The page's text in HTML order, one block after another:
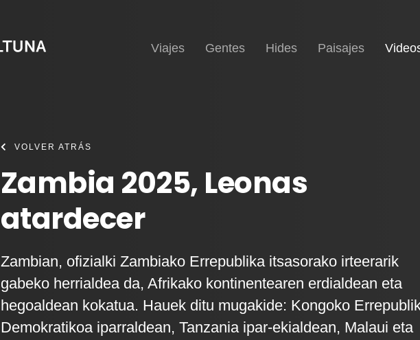
Inicio
Viajes Gentes Hides Paisajes
VOLVER ATRÁS
Zambia 2025, Leonas
atardecer
Zambian, ofizialki Zambiako Errepublika itsasorako irteerarik
gabeko herrialdea da, Afrikako kontinentearen erdialdean eta
hegoaldean kokatua. Hauek ditu mugakide: Kongoko
Demokratikoa iparraldean, Tanzania ipar-ekialdean, Malaui eta